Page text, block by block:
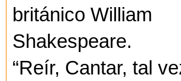
británico William
Shakespeare.
“Reír, Cantar, tal